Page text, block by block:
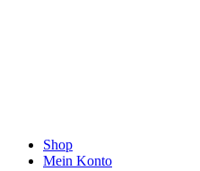
Shop
Mein Konto